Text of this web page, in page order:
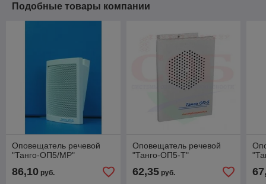
Подобные товары компании
Оповещатель речевой
"Танго-ОП5/МР"
86,10 руб.
Оповещатель речевой
"Танго-ОП5-Т"
62,35руб.